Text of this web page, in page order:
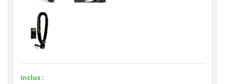
Inclus :